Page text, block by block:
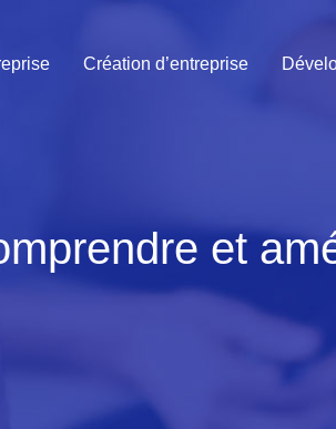
Création d’entreprise
et